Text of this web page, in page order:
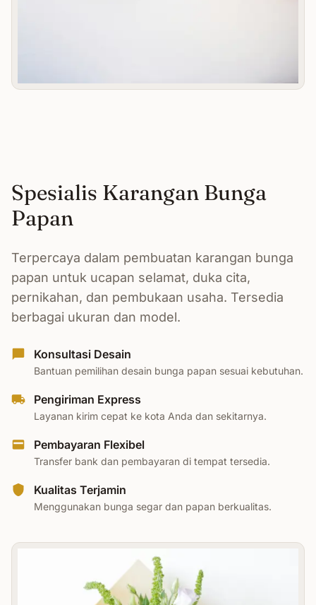
Spesialis Karangan Bunga
Papan
Terpercaya dalam pembuatan karangan bunga
papan untuk ucapan selamat, duka cita,
pernikahan, dan pembukaan usaha. Tersedia
berbagai ukuran dan model.
Konsultasi Desain
Bantuan pemilihan desain bunga papan sesuai kebutuhan.
Pengiriman Express
Layanan kirim cepat ke kota Anda dan sekitarnya.
Pembayaran Flexibel
Transfer bank dan pembayaran di tempat tersedia.
Kualitas Terjamin
Menggunakan bunga segar dan papan berkualitas.